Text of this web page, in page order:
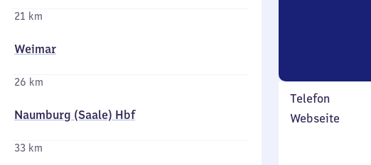
21 km
Weimar
26 km
Naumburg (Saale) Hbf
33 km
Telefon
Webseite